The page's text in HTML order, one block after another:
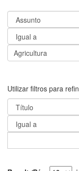
Utilizar filtros para